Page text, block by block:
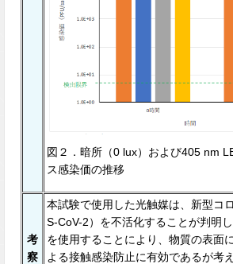
図２．暗所（0 lux）および405 nm
ス感染価の推移
考
察
本試験で使用した光触媒は、新型コ
S-CoV-2）を不活化することが判明
を使⽤することにより、物質の表面
よる接触感染防止に有効であるが考